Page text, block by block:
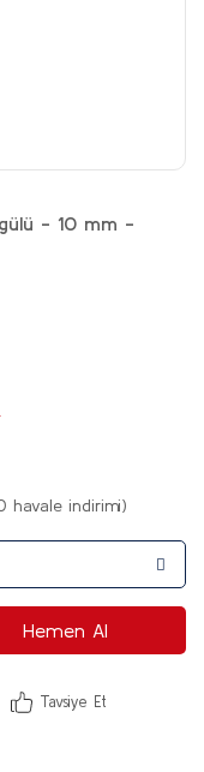
- 10 mm -
havale indirimi)
Hemen Al
Tavsiye Et